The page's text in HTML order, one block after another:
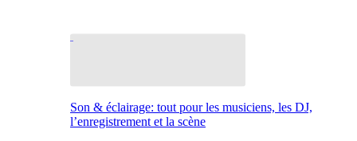
Son & éclairage: tout pour les musiciens, les DJ,
l’enregistrement et la scène